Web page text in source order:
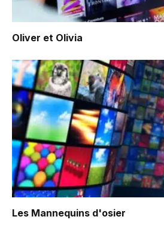
Oliver et Olivia
Les Mannequins d'osier